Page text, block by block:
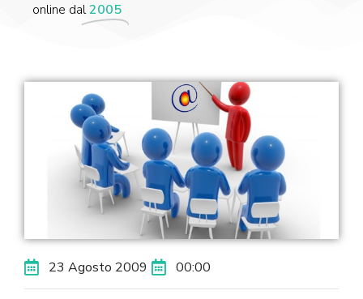
online dal2005
23 Agosto 2009 00:00